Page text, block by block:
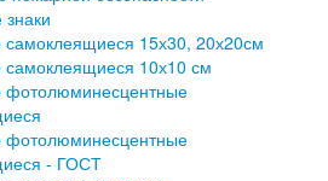
самоклеящиеся 15х30, 20х20см
самоклеящиеся 10х10 см
фотолюминесцентные
фотолюминесцентные
- ГОСТ